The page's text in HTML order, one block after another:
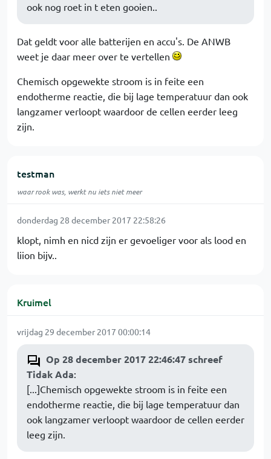
ook nog roet in t eten gooien..
Dat geldt voor alle batterijen en accu's. De ANWB
weet je daar meer over te vertellen
Chemisch opgewekte stroom is in feite een
endotherme reactie, die bij lage temperatuur dan ook
langzamer verloopt waardoor de cellen eerder leeg
zijn.
testman
waar rook was, werkt nu iets niet meer
donderdag 28 december 2017 22:58:26
klopt, nimh en nicd zijn er gevoeliger voor als lood en
liion bijv..
Kruimel
vrijdag 29 december 2017 00:00:14
Op 28 december 2017 22:46:47 schreef
Tidak Ada:
[...]Chemisch opgewekte stroom is in feite een
endotherme reactie, die bij lage temperatuur dan
ook langzamer verloopt waardoor de cellen eerder
leeg zijn.